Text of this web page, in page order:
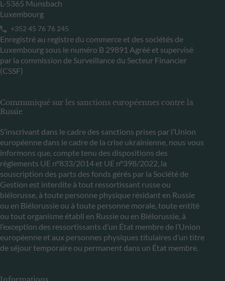
L-5365 Munsbach
Luxembourg
+352 45 76 76 245
Enregistré au registre du commerce et des sociétés de
Luxembourg sous le numéro B 29891 Agréé et supervisé
par la commission de Surveillance du Secteur Financier
(CSSF)
Communiqué sur les sanctions européennes contre la
Russie
S’inscrivant dans le cadre des sanctions prises par l’Union
européenne dans le cadre de la crise ukrainienne, nous vous
informons que, compte tenu des dispositions des
règlements UE n°833/2014 et UE n°398/2022, la
souscription des parts des fonds gérés par la Société de
Gestion est interdite à tout ressortissant russe ou
biélorusse, à toute personne physique résidant en Russie
ou en Biélorussie ou à toute personne morale, toute entité
ou tout organisme établi en Russie ou en Biélorussie, à
l’exception des ressortissants d’un État membre de l’Union
européenne et aux personnes physiques titulaires d’un titre
de séjour temporaire ou permanent dans un État membre.